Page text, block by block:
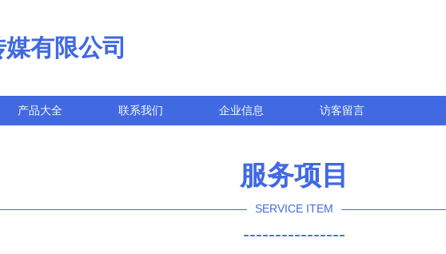
有限公司
产品大全 联系我们 企业信息 访客留言
服务项目
SERVICE ITEM
----------------